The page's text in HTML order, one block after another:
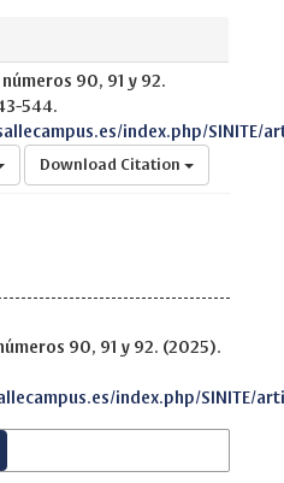
90, 91 y 92.
544.
index.php/SINITE/
Download Citation
90, 91 y 92. (2025).
index.php/SINITE/